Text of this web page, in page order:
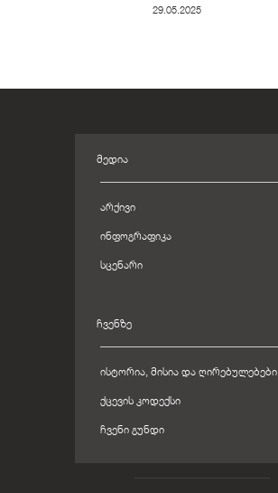
29.05.2025
ᲛᲔᲓᲘᲐ
ᲐᲠᲥᲘᲕᲘ
ᲘᲜᲤᲝᲒᲠᲐᲤᲘᲙᲐ
ᲡᲪᲔᲜᲐᲠᲘ
ᲩᲕᲔᲜᲖᲔ
ᲘᲡᲢᲝᲠᲘᲐ, ᲛᲘᲡᲘᲐ ᲓᲐ ᲦᲘᲠᲔᲑᲣᲚᲔᲑᲔᲑᲘ
ᲥᲪᲔᲕᲘᲡ ᲙᲝᲓᲔᲥᲡᲘ
ᲩᲕᲔᲜᲘ ᲒᲣᲜᲓᲘ